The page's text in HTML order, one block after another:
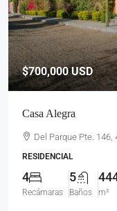
$700,000USD
Casa Alegra
Del Parque Pte.
RESIDENCIAL
4
Recámaras
5
Baños m²